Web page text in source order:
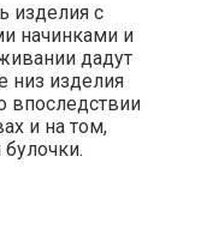
изделия с
начинками и
дадут
низ изделия
впоследствии
и на том,